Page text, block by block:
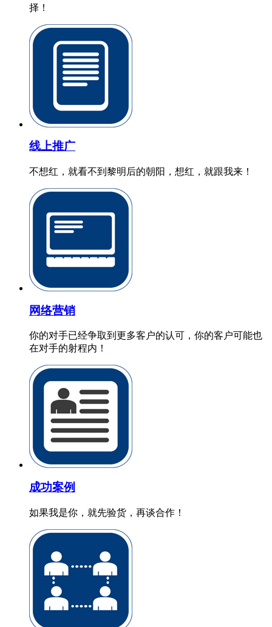
择！
线上推广
不想红，就看不到黎明后的朝阳，想红，就跟我来！
网络营销
你的对手已经争取到更多客户的认可，你的客户可能也
在对手的射程内！
成功案例
如果我是你，就先验货，再谈合作！